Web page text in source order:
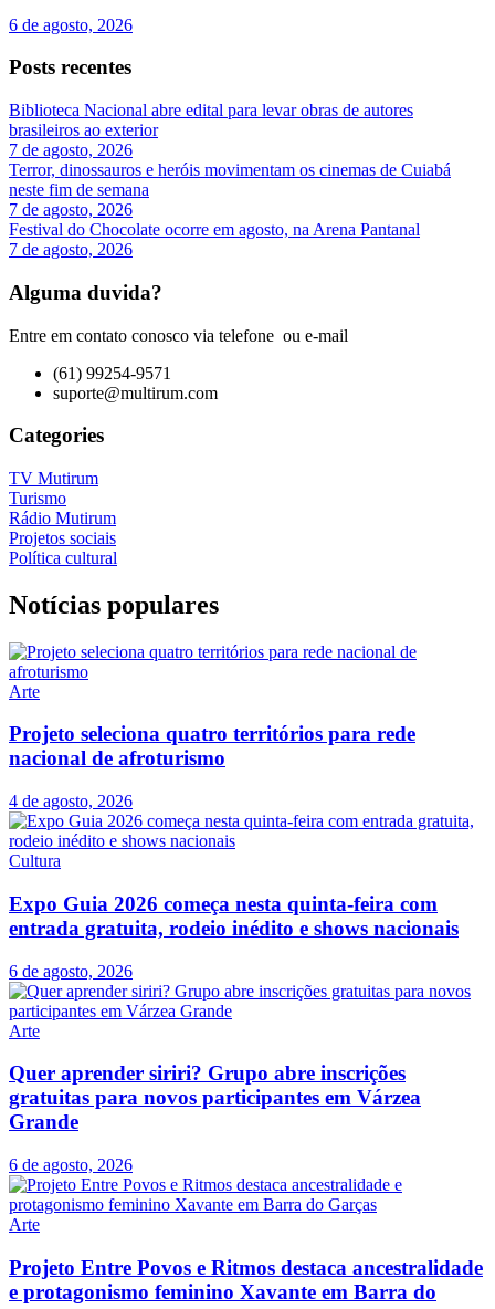
6 de agosto, 2026
Posts recentes
Biblioteca Nacional abre edital para levar obras de autores
brasileiros ao exterior
7 de agosto, 2026
Terror, dinossauros e heróis movimentam os cinemas de Cuiabá
neste fim de semana
7 de agosto, 2026
Festival do Chocolate ocorre em agosto, na Arena Pantanal
7 de agosto, 2026
Alguma duvida?
Entre em contato conosco via telefone ou e-mail
(61) 99254-9571
suporte@multirum.com
Categories
TV Mutirum
Turismo
Rádio Mutirum
Projetos sociais
Política cultural
Notícias populares
Arte
Projeto seleciona quatro territórios para rede
nacional de afroturismo
4 de agosto, 2026
Cultura
Expo Guia 2026 começa nesta quinta-feira com
entrada gratuita, rodeio inédito e shows nacionais
6 de agosto, 2026
Arte
Quer aprender siriri? Grupo abre inscrições
gratuitas para novos participantes em Várzea
Grande
6 de agosto, 2026
Arte
Projeto Entre Povos e Ritmos destaca ancestralidade
e protagonismo feminino Xavante em Barra do